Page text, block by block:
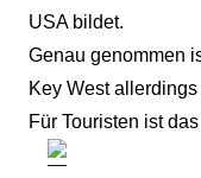
USA bildet.
Genau genommen
Key West
Für Touristen ist